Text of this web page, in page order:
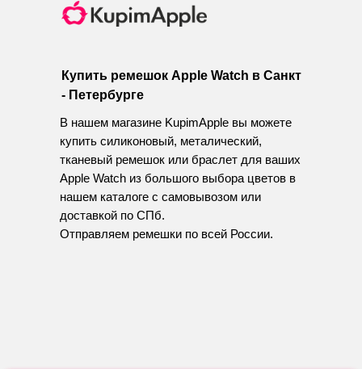
Купить ремешок Apple Watch в Санкт
- Петербурге
В нашем магазине KupimApple вы можете
купить силиконовый, металический,
тканевый ремешок или браслет для ваших
Apple Watch из большого выбора цветов в
нашем каталоге с самовывозом или
доставкой по СПб.
Отправляем ремешки по всей России.